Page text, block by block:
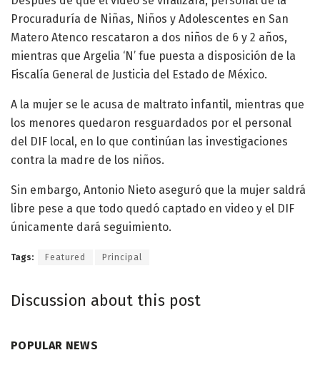
Procuraduría de Niñas, Niños y Adolescentes en San
Matero Atenco rescataron a dos niños de 6 y 2 años,
mientras que Argelia ‘N’ fue puesta a disposición de la
Fiscalía General de Justicia del Estado de México.
A la mujer se le acusa de maltrato infantil, mientras que
los menores quedaron resguardados por el personal
del DIF local, en lo que continúan las investigaciones
contra la madre de los niños.
Sin embargo, Antonio Nieto aseguró que la mujer saldrá
libre pese a que todo quedó captado en video y el DIF
únicamente dará seguimiento.
Tags: Featured Principal
Discussion about this post
POPULAR NEWS